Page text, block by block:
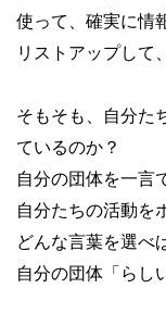
使って、確実に情
リストアップして
そもそも、自分た
ているのか？
自分の団体を一言
自分たちの活動を
どんな言葉を選べ
自分の団体「らし